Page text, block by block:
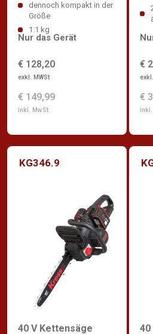
dennoch kompakt in der
Größe
1.1 kg
€ 128,20
exkl. MWSt
€ 149,99
inkl. MwSt
Nur das Gerät
€
€
KG346.9
40 V Kettensäge 40